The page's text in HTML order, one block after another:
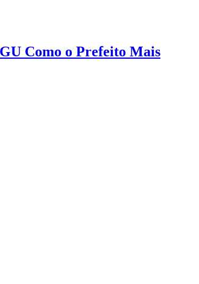
Como o Prefeito Mais